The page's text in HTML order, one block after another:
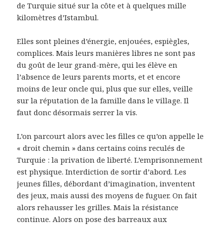
de Turquie situé sur la côte et à quelques mille
kilomètres d’Istambul.
Elles sont pleines d’énergie, enjouées, espiègles,
complices. Mais leurs manières libres ne sont pas
du goût de leur grand-mère, qui les élève en
l’absence de leurs parents morts, et et encore
moins de leur oncle qui, plus que sur elles, veille
sur la réputation de la famille dans le village. Il
faut donc désormais serrer la vis.
L’on parcourt alors avec les filles ce qu’on appelle le
« droit chemin » dans certains coins reculés de
Turquie : la privation de liberté. L’emprisonnement
est physique. Interdiction de sortir d’abord. Les
jeunes filles, débordant d’imagination, inventent
des jeux, mais aussi des moyens de fuguer. On fait
alors rehausser les grilles. Mais la résistance
continue. Alors on pose des barreaux aux